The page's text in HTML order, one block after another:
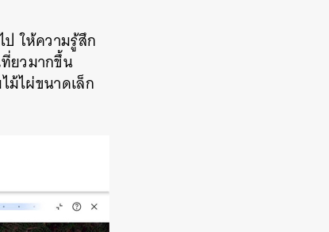
ป ให้ความรู้สึก
ยวมากขึ้น
ม้ไผ่ขนาดเล็ก